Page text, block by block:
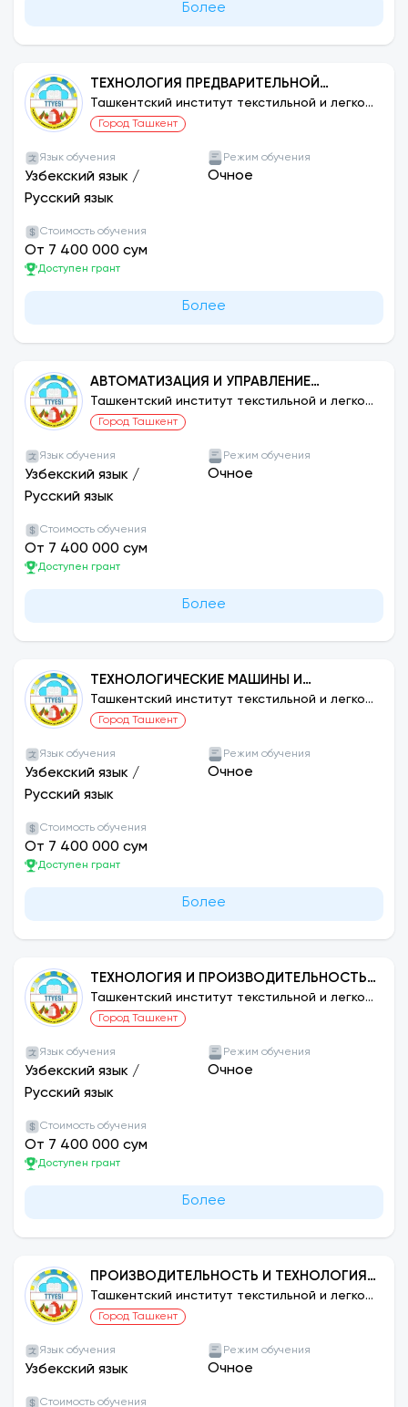
Более
ТЕХНОЛОГИЯ ПРЕДВАРИТЕЛЬНОЙ
ОБРАБОТКИ НАТУРАЛЬНЫХ ВОЛОКОН (ПО
ВИДАМ СЫРЬЯ И ПРОЦЕССАМ)
Ташкентский институт текстильной и легкой
промышленности
Город Ташкент
Язык обучения
Узбекский язык /
Русский язык
Режим обучения
Очное
Стоимость обучения
От 7 400 000 сум
Доступен грант
Более
АВТОМАТИЗАЦИЯ И УПРАВЛЕНИЕ
ТЕХНОЛОГИЧЕСКИМИ ПРОЦЕССАМИ И
ПРОИЗВОДСТВОМ (ПО СЕТЯМ)
Ташкентский институт текстильной и легкой
промышленности
Город Ташкент
Язык обучения
Узбекский язык /
Русский язык
Режим обучения
Очное
Стоимость обучения
От 7 400 000 сум
Доступен грант
Более
ТЕХНОЛОГИЧЕСКИЕ МАШИНЫ И
ОБОРУДОВАНИЕ (ПО СЕТЯМ)
Ташкентский институт текстильной и легкой
промышленности
Город Ташкент
Язык обучения
Узбекский язык /
Русский язык
Режим обучения
Очное
Стоимость обучения
От 7 400 000 сум
Доступен грант
Более
ТЕХНОЛОГИЯ И ПРОИЗВОДИТЕЛЬНОСТЬ
ИЗГОТОВЛЕНИЯ ИЗДЕЛИЙ ЛЕГКОЙ
ПРОМЫШЛЕННОСТИ: ТЕХНОЛОГИЯ
Ташкентский институт текстильной и легкой
промышленности
Город Ташкент
Язык обучения
Узбекский язык /
Русский язык
Режим обучения
Очное
Стоимость обучения
От 7 400 000 сум
Доступен грант
Более
ПРОИЗВОДИТЕЛЬНОСТЬ И ТЕХНОЛОГИЯ
ИЗГОТОВЛЕНИЯ ИЗДЕЛИЙ ЛЕГКОЙ
ПРОМЫШЛЕННОСТИ: КОЖЕВЕННО-
Ташкентский институт текстильной и легкой
промышленности
Город Ташкент
Язык обучения
Узбекский язык
Режим обучения
Очное
Стоимость обучения